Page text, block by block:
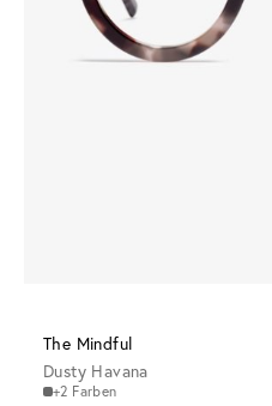
The Mindful
Dusty Havana
+2 Farben